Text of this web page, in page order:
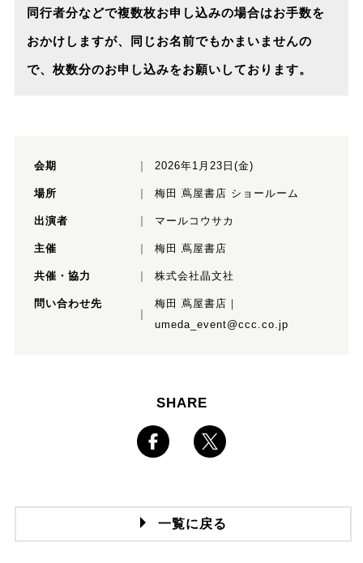
同行者分などで複数枚お申し込みの場合はお手数を
おかけしますが、同じお名前でもかまいませんの
で、枚数分のお申し込みをお願いしております。
会期 2026年1月23日(金)
場所 梅田 蔦屋書店 ショールーム
出演者 マールコウサカ
主催 梅田 蔦屋書店
共催・協力 株式会社晶文社
問い合わせ先
梅田 蔦屋書店｜
umeda_event@ccc.co.jp
SHARE
一覧に戻る